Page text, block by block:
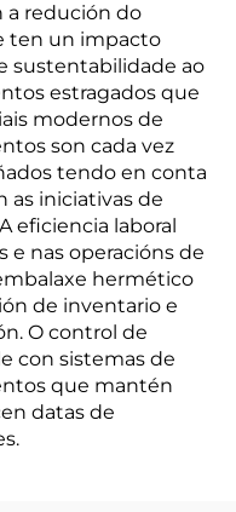
a redución do
ten un impacto
sustentabilidade ao
estragados que
modernos de
son cada vez
tendo en conta
as iniciativas de
eficiencia laboral
e nas operacións de
hermético
de inventario e
O control de
con sistemas de
que mantén
datas de